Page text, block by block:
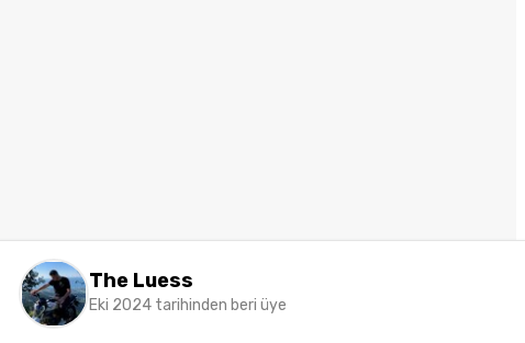
The Luess
Eki 2024 tarihinden beri üye